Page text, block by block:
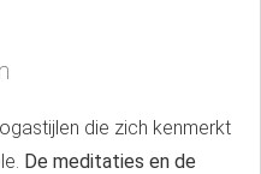
die zich kenmerkt
De meditaties en de